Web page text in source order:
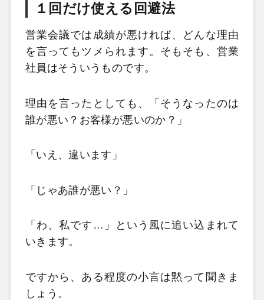
１回だけ使える回避法
営業会議では成績が悪ければ、どんな理由
を言ってもツメられます。そもそも、営業
社員はそういうものです。
理由を言ったとしても、「そうなったのは
誰が悪い？お客様が悪いのか？」
「いえ、違います」
「じゃあ誰が悪い？」
「わ、私です…」という風に追い込まれて
いきます。
ですから、ある程度の小言は黙って聞きま
しょう。